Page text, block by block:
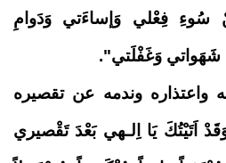
سُوءِ فِعْلي وَإساءَتي وَدَوامِ
شَهَواتي وَغَفْلَتي".
واعتذاره وندمه عن تقصيره
اَتَيْتُكَ يَا اِلـهي بَعْدَ تَقْصيري